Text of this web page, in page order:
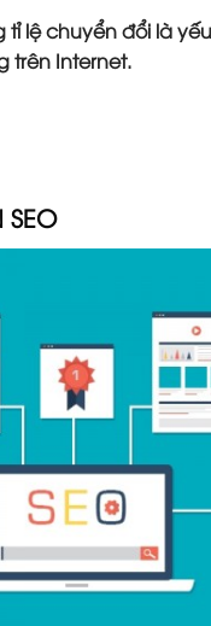
tỉ lệ chuyển đổi là
trên Internet.